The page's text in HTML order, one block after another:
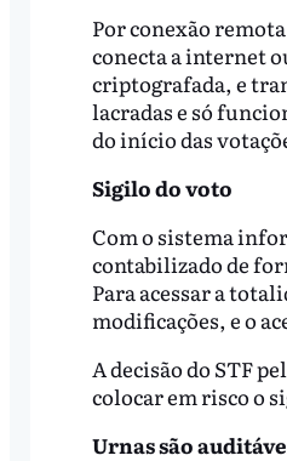
Por conexão
conecta a internet
criptografada, e
lacradas e só
do início das
Sigilo do voto
Com o sistema
contabilizado de
Para acessar a
modificações, e o
A decisão do STF
colocar em risco o
Urnas são